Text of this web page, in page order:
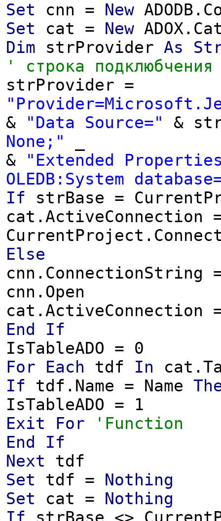
Set cnn = New
Set cat = New
Dim strProvider As
' строка подклюбчения
strProvider =
&
"Data Source="
&
None;"
&
"Extended
OLEDB:System
If strBase =
cat.ActiveConnection
Else
cnn.ConnectionString
cnn.Open
cat.ActiveConnection
End
If
IsTableADO = 0
For
Each tdf In
If tdf.Name = Name
IsTableADO = 1
Exit
For
'Function
End
If
Next tdf
Set tdf = Nothing
Set cat = Nothing